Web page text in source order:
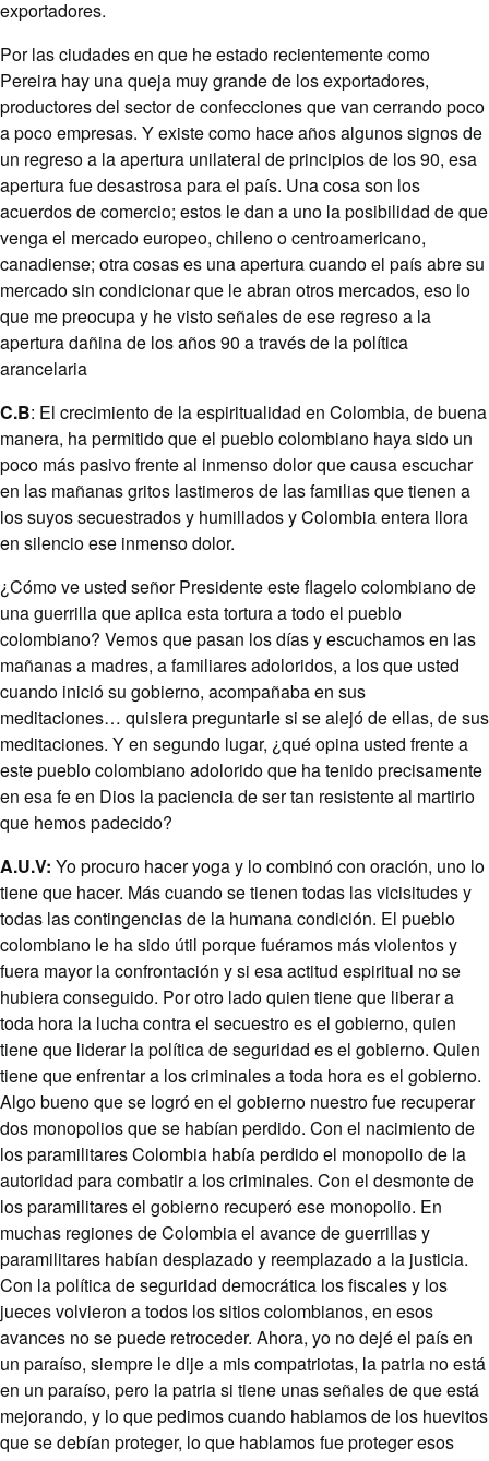
exportadores.
Por las ciudades en que he estado recientemente como
Pereira hay una queja muy grande de los exportadores,
productores del sector de confecciones que van cerrando poco
a poco empresas. Y existe como hace años algunos signos de
un regreso a la apertura unilateral de principios de los 90, esa
apertura fue desastrosa para el país. Una cosa son los
acuerdos de comercio; estos le dan a uno la posibilidad de que
venga el mercado europeo, chileno o centroamericano,
canadiense; otra cosas es una apertura cuando el país abre su
mercado sin condicionar que le abran otros mercados, eso lo
que me preocupa y he visto señales de ese regreso a la
apertura dañina de los años 90 a través de la política
arancelaria
C.B: El crecimiento de la espiritualidad en Colombia, de buena
manera, ha permitido que el pueblo colombiano haya sido un
poco más pasivo frente al inmenso dolor que causa escuchar
en las mañanas gritos lastimeros de las familias que tienen a
los suyos secuestrados y humillados y Colombia entera llora
en silencio ese inmenso dolor.
¿Cómo ve usted señor Presidente este flagelo colombiano de
una guerrilla que aplica esta tortura a todo el pueblo
colombiano? Vemos que pasan los días y escuchamos en las
mañanas a madres, a familiares adoloridos, a los que usted
cuando inició su gobierno, acompañaba en sus
meditaciones… quisiera preguntarle si se alejó de ellas, de sus
meditaciones. Y en segundo lugar, ¿qué opina usted frente a
este pueblo colombiano adolorido que ha tenido precisamente
en esa fe en Dios la paciencia de ser tan resistente al martirio
que hemos padecido?
A.U.V: Yo procuro hacer yoga y lo combinó con oración, uno lo
tiene que hacer. Más cuando se tienen todas las vicisitudes y
todas las contingencias de la humana condición. El pueblo
colombiano le ha sido útil porque fuéramos más violentos y
fuera mayor la confrontación y si esa actitud espiritual no se
hubiera conseguido. Por otro lado quien tiene que liberar a
toda hora la lucha contra el secuestro es el gobierno, quien
tiene que liderar la política de seguridad es el gobierno. Quien
tiene que enfrentar a los criminales a toda hora es el gobierno.
Algo bueno que se logró en el gobierno nuestro fue recuperar
dos monopolios que se habían perdido. Con el nacimiento de
los paramilitares Colombia había perdido el monopolio de la
autoridad para combatir a los criminales. Con el desmonte de
los paramilitares el gobierno recuperó ese monopolio. En
muchas regiones de Colombia el avance de guerrillas y
paramilitares habían desplazado y reemplazado a la justicia.
Con la política de seguridad democrática los fiscales y los
jueces volvieron a todos los sitios colombianos, en esos
avances no se puede retroceder. Ahora, yo no dejé el país en
un paraíso, siempre le dije a mis compatriotas, la patria no está
en un paraíso, pero la patria si tiene unas señales de que está
mejorando, y lo que pedimos cuando hablamos de los huevitos
que se debían proteger, lo que hablamos fue proteger esos